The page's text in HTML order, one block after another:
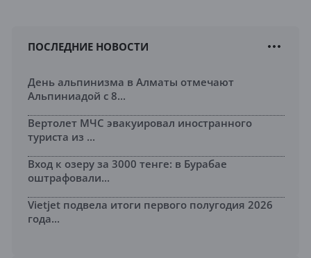
ПОСЛЕДНИЕ НОВОСТИ
День альпинизма в Алматы отмечают
Альпиниадой с 8...
Вертолет МЧС эвакуировал иностранного
туриста из ...
Вход к озеру за 3000 тенге: в Бурабае
оштрафовали...
Vietjet подвела итоги первого полугодия 2026
года...